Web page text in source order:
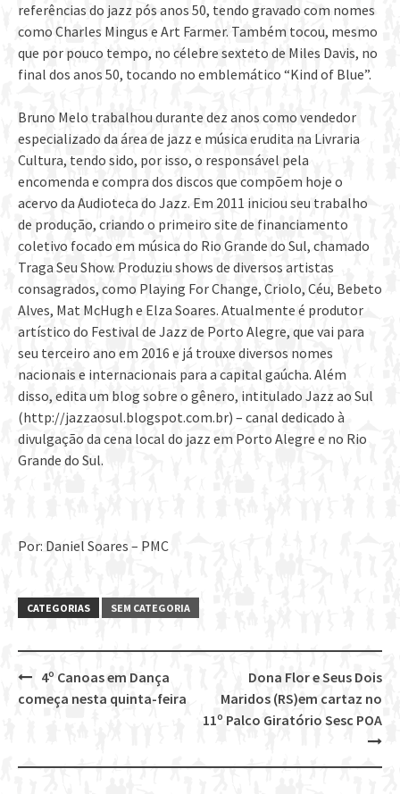
referências do jazz pós anos 50, tendo gravado com nomes
como Charles Mingus e Art Farmer. Também tocou, mesmo
que por pouco tempo, no célebre sexteto de Miles Davis, no
final dos anos 50, tocando no emblemático “Kind of Blue”.
Bruno Melo trabalhou durante dez anos como vendedor
especializado da área de jazz e música erudita na Livraria
Cultura, tendo sido, por isso, o responsável pela
encomenda e compra dos discos que compõem hoje o
acervo da Audioteca do Jazz. Em 2011 iniciou seu trabalho
de produção, criando o primeiro site de financiamento
coletivo focado em música do Rio Grande do Sul, chamado
Traga Seu Show. Produziu shows de diversos artistas
consagrados, como Playing For Change, Criolo, Céu, Bebeto
Alves, Mat McHugh e Elza Soares. Atualmente é produtor
artístico do Festival de Jazz de Porto Alegre, que vai para
seu terceiro ano em 2016 e já trouxe diversos nomes
nacionais e internacionais para a capital gaúcha. Além
disso, edita um blog sobre o gênero, intitulado Jazz ao Sul
(http://jazzaosul.blogspot.com.br) – canal dedicado à
divulgação da cena local do jazz em Porto Alegre e no Rio
Grande do Sul.
Por: Daniel Soares – PMC
CATEGORIAS SEM CATEGORIA
Post
Dona Flor e Seus Dois
Maridos (RS)em cartaz no
11º Palco Giratório Sesc POA
4º Canoas em Dança
começa nesta quinta-feira